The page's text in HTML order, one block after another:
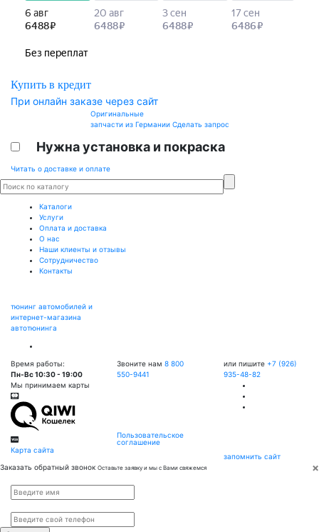
Купить в кредит
При онлайн заказе через сайт
Оригинальные
запчасти из Германии Сделать запрос
Нужна установка и покраска
Читать о доставке и оплате
Каталоги
Услуги
Оплата и доставка
О нас
Наши клиенты и отзывы
Сотрудничество
Контакты
тюнинг автомобилей и
интернет-магазина
автотюнинга
Время работы:
Пн-Вс 10:30 - 19:00
Мы принимаем карты
Карта сайта
Звоните нам 8 800
550-9441
Пользовательское
соглашение
или пишите +7 (926)
935-48-82
запомнить сайт
×
Заказать обратный звонок Оставьте заявку и мы с Вами свяжемся